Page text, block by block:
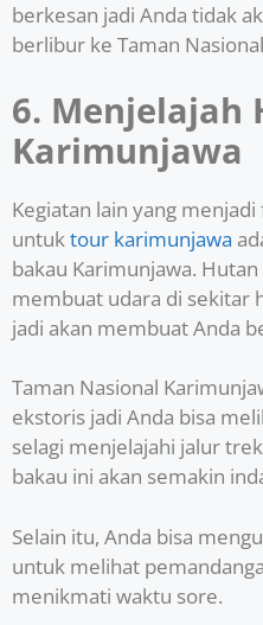
berkesan jadi Anda tidak
berlibur ke Taman
6. Menjelajah
Karimunjawa
Kegiatan lain yang
untuk tour karimunjawa
bakau Karimunjawa.
membuat udara di sekitar
jadi akan membuat Anda
Taman Nasional
ekstoris jadi Anda bisa
selagi menjelajahi jalur
bakau ini akan semakin
Selain itu, Anda bisa
untuk melihat
menikmati waktu sore.